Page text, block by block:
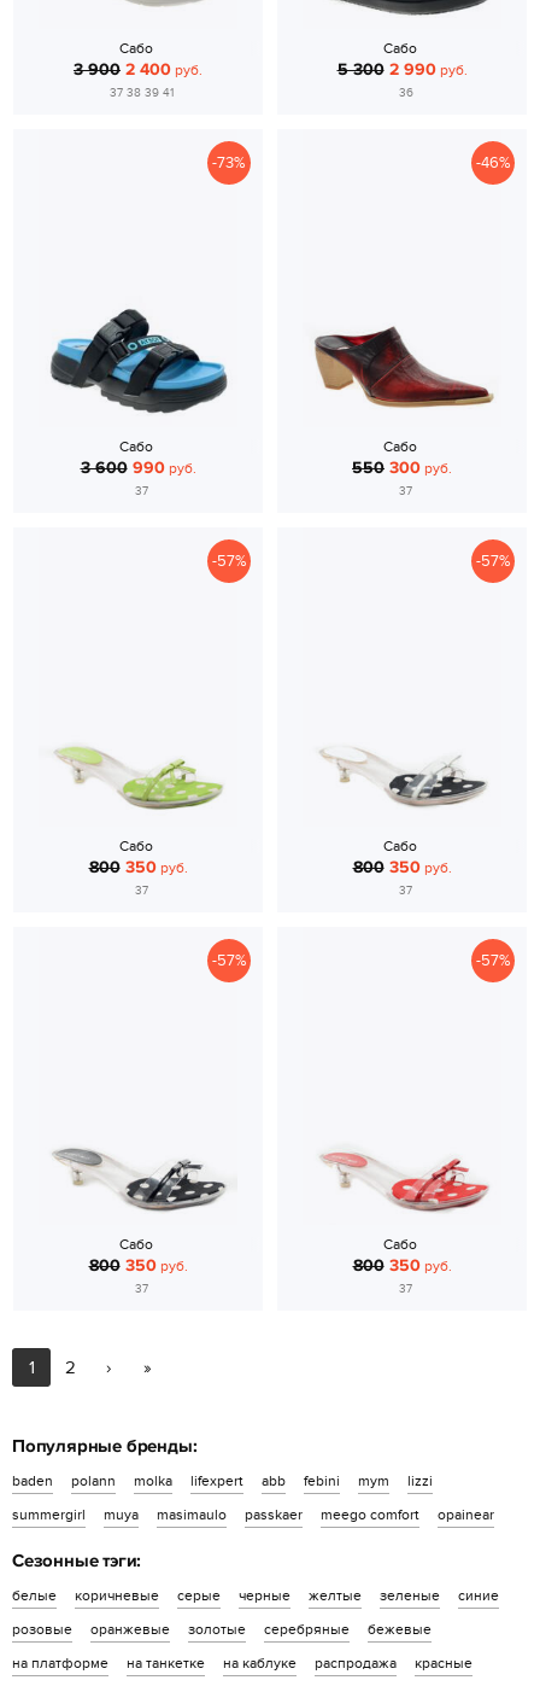
Сабо
3 900 2 400 руб.
37 38 39 41
Сабо
5 300 2 990руб.
36
-73%
Сабо
3 600 990руб.
37
-46%
Сабо
550 300 руб.
37
-57%
Сабо
800 350руб.
37
-57%
Сабо
800 350руб.
37
-57%
Сабо
800 350руб.
37
-57%
Сабо
800 350руб.
37
1 2 › »
Популярные бренды:
baden polann molka lifexpert abb febini mym
lizzi
summergirl
muya masimaulo passkaer meego comfort opainear
Сезонные тэги:
белые коричневые серые черные желтые зеленые
синие
розовые
оранжевые золотые серебряные
бежевые
на платформе
на танкетке на каблуке распродажа красные